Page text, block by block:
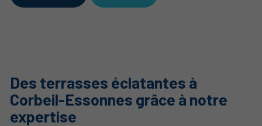
Des terrasses éclatantes à
Corbeil-Essonnes grâce à notre
expertise